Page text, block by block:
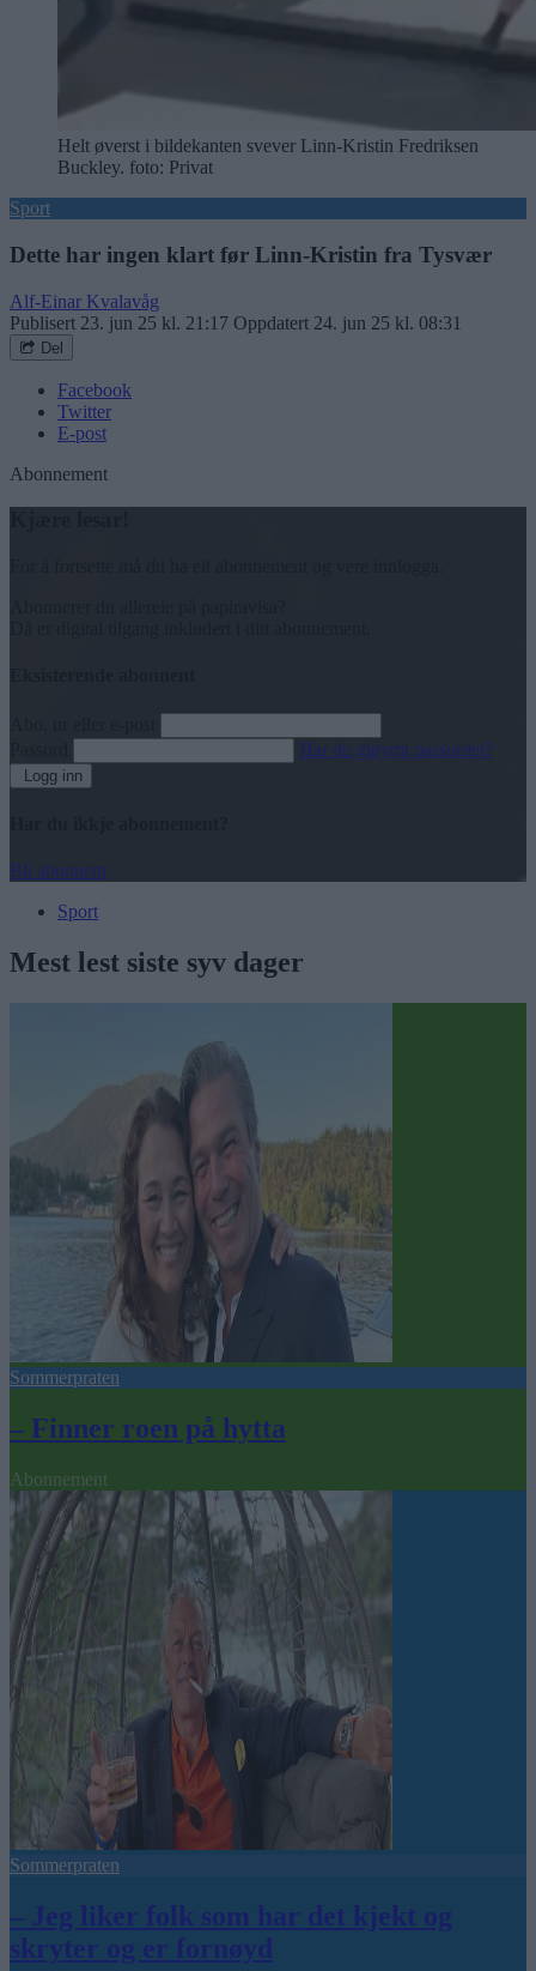
Helt øverst i bildekanten svever Linn-Kristin Fredriksen
Buckley. foto: Privat
Sport
Dette har ingen klart før Linn-Kristin fra Tysvær
Alf-Einar Kvalavåg
Publisert 23. jun 25 kl. 21:17 Oppdatert 24. jun 25 kl. 08:31
Del
Facebook
Twitter
E-post
Abonnement
Har du gløymt passordet?
Logg inn
Bli abonnent
Sport
Mest lest siste syv dager
Sommerpraten
– Finner roen på hytta
Abonnement
Sommerpraten
– Jeg liker folk som har det kjekt og
skryter og er fornøyd